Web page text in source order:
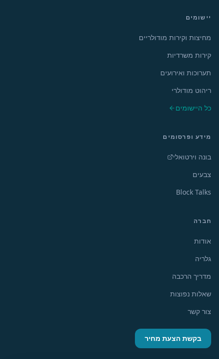
יישומים
מחיצות וקירות מודולריים
קירות משרדיות
תערוכות ואירועים
ריהוט מודולרי
כל היישומים
מידע ופרסומים
בונה וירטואלי
צבעים
Block Talks
חברה
אודות
גלריה
מדריך הרכבה
שאלות נפוצות
צור קשר
בקשת הצעת מחיר